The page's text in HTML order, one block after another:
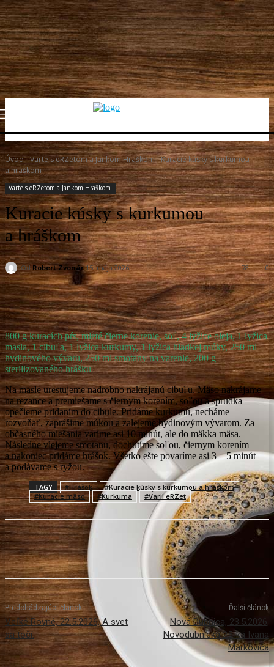
Úvod Varte s eRZetom a Jankom Hraškom Kuracie kúsky s kurkumou
a hráškom
Varte s eRZetom a Jankom Hraškom
Kuracie kúsky s kurkumou
a hráškom
Od Robert Zvonár 15. mája 2026 0
78
Facebook X Pinterest WhatsApp
800 g kuracích pŕs, mleté čierne korenie, soľ, 4 lyžice oleja, 1 lyžica
masla, 1 cibuľa, 1 lyžica kurkumy, 1 lyžica hladkej múky, 250 ml
hydinového vývaru, 250 ml smotany na varenie, 200 g
sterilizovaného hrášku
Na masle urestujeme nadrobno nakrájanú cibuľu. Mäso nakrájame
na rezance a premiešame s čiernym korením, soľou a sprudka
opečieme pridaním do cibule. Pridáme kurkumu, necháme
rozvoňať, zaprášime múkou a zalejeme hydinovým vývarom. Za
občasného miešania varíme asi 10 minút, ale do mäkka mäsa.
Následne vlejeme smotanu, dochutíme soľou, čiernym korením
a nakoniec pridáme hrášok. Všetko ešte povaríme asi 3 – 5 minút
a podávame s ryžou.
TAGY #Hrášok
#Kuracie kúsky s kurkumou a hráškom
#Kuracie mäso
#Kurkuma #Varil eRZet
Predchádzajúci článok
Veľké Rovné, 22.5.2026, A svet
sa točí.
Ďalší článok
Nová Dubnica, 23.5.2026,
Novodubnická 25-ka Ivana
Markoviča